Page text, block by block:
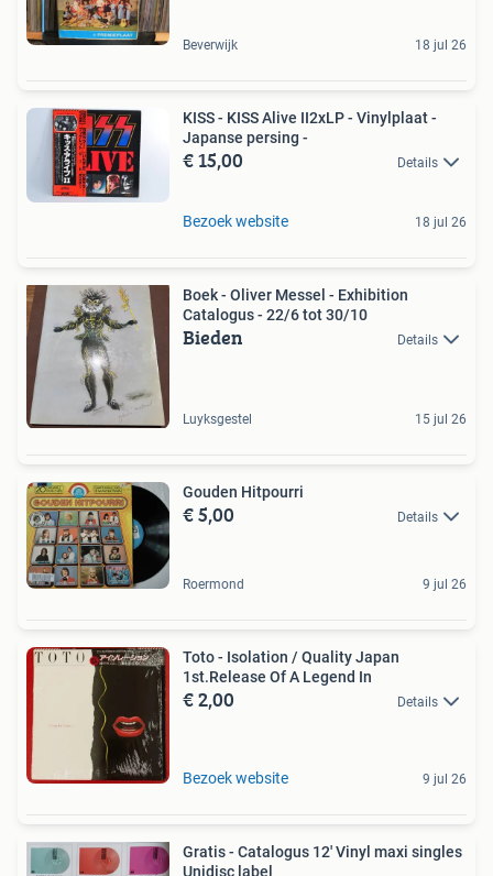
Beverwijk 18 jul 26
KISS - KISS Alive II2xLP - Vinylplaat -
Japanse persing -
€ 15,00 Details
Bezoek website 18 jul 26
Boek - Oliver Messel - Exhibition
Catalogus - 22/6 tot 30/10
Bieden Details
Luyksgestel 15 jul 26
Gouden Hitpourri
€ 5,00 Details
Roermond 9 jul 26
Toto - Isolation / Quality Japan
1st.Release Of A Legend In
€ 2,00 Details
Bezoek website 9 jul 26
Gratis - Catalogus 12' Vinyl maxi singles
Unidisc label